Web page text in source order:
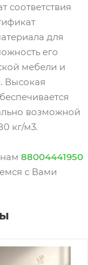
для
его
мебели и
Высокая
возможной
кг/м3.
88004441950
с Вами